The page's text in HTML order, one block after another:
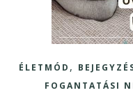
ÉLETMÓD ,
FOGANTATÁSI